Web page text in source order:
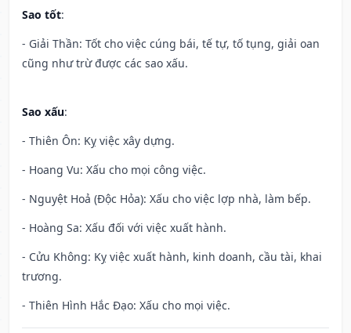
Sao tốt:
- Giải Thần: Tốt cho việc cúng bái, tế tự, tố tụng, giải oan
cũng như trừ được các sao xấu.
Sao xấu:
- Thiên Ôn: Kỵ việc xây dựng.
- Hoang Vu: Xấu cho mọi công việc.
- Nguyệt Hoả (Độc Hỏa): Xấu cho việc lợp nhà, làm bếp.
- Hoàng Sa: Xấu đối với việc xuất hành.
- Cửu Không: Kỵ việc xuất hành, kinh doanh, cầu tài, khai
trương.
- Thiên Hình Hắc Đạo: Xấu cho mọi việc.